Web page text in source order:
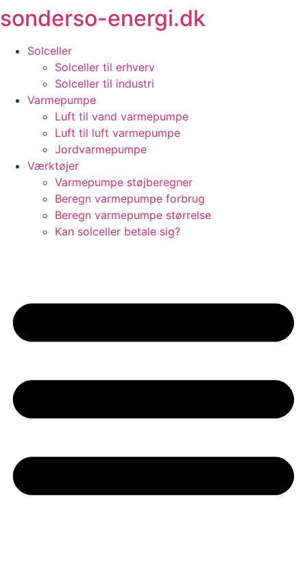
Videre
til
indhold
sonderso-energi.dk
Solceller
Solceller til erhverv
Solceller til industri
Varmepumpe
Luft til vand varmepumpe
Luft til luft varmepumpe
Jordvarmepumpe
Værktøjer
Varmepumpe støjberegner
Beregn varmepumpe forbrug
Beregn varmepumpe størrelse
Kan solceller betale sig?